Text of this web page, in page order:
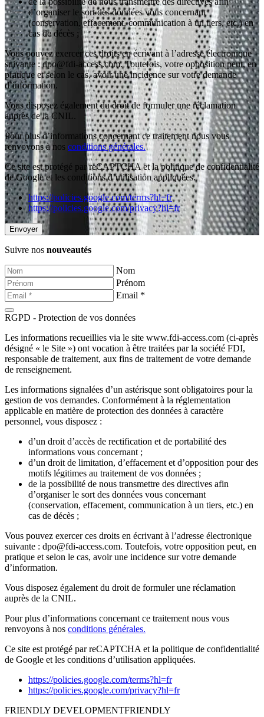
d’organiser le sort des données vous concernant
(conservation, effacement, communication à un tiers, etc.) en
cas de décès ;
Vous pouvez exercer ces droits en écrivant à l’adresse électronique
suivante : dpo@fdi-access.com. Toutefois, votre opposition peut, en
pratique et selon le cas, avoir une incidence sur votre demande
d’information.
Vous disposez également du droit de formuler une réclamation
auprès de la CNIL.
Pour plus d’informations concernant ce traitement nous vous
renvoyons à nos conditions générales.
Ce site est protégé par reCAPTCHA et la politique de confidentialité
de Google et les conditions d’utilisation appliquées.
https://policies.google.com/terms?hl=fr
https://policies.google.com/privacy?hl=fr
Suivre nos nouveautés
Nom
Prénom
Email *
RGPD - Protection de vos données
Les informations recueillies via le site www.fdi-access.com (ci-après
désigné « le Site ») ont vocation à être traitées par la société FDI,
responsable de traitement, aux fins de traitement de votre demande
de renseignement.
Les informations signalées d’un astérisque sont obligatoires pour la
gestion de vos demandes. Conformément à la réglementation
applicable en matière de protection des données à caractère
personnel, vous disposez :
d’un droit d’accès de rectification et de portabilité des
informations vous concernant ;
d’un droit de limitation, d’effacement et d’opposition pour des
motifs légitimes au traitement de vos données ;
de la possibilité de nous transmettre des directives afin
d’organiser le sort des données vous concernant
(conservation, effacement, communication à un tiers, etc.) en
cas de décès ;
Vous pouvez exercer ces droits en écrivant à l’adresse électronique
suivante : dpo@fdi-access.com. Toutefois, votre opposition peut, en
pratique et selon le cas, avoir une incidence sur votre demande
d’information.
Vous disposez également du droit de formuler une réclamation
auprès de la CNIL.
Pour plus d’informations concernant ce traitement nous vous
renvoyons à nos conditions générales.
Ce site est protégé par reCAPTCHA et la politique de confidentialité
de Google et les conditions d’utilisation appliquées.
https://policies.google.com/terms?hl=fr
https://policies.google.com/privacy?hl=fr
FRIENDLY DEVELOPMENTFRIENDLY